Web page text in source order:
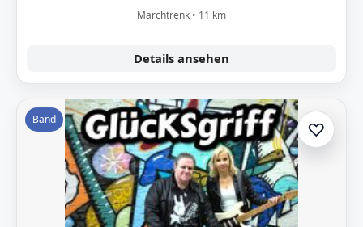
Marchtrenk • 11 km
Details ansehen
Band ♡Zur